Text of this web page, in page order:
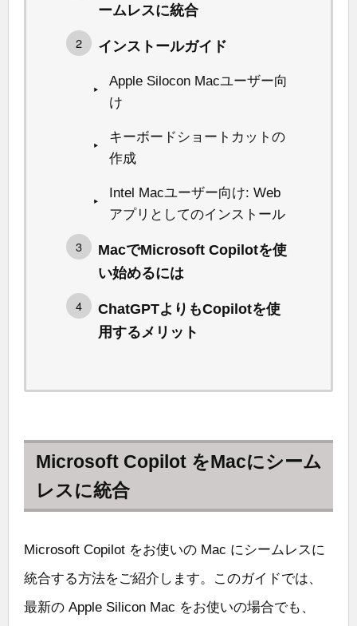
ームレスに統合
インストールガイド
Apple Silocon Macユーザー向
け
キーボードショートカットの
作成
Intel Macユーザー向け: Web
アプリとしてのインストール
MacでMicrosoft Copilotを使
い始めるには
ChatGPTよりもCopilotを使
用するメリット
Microsoft Copilot をMacにシーム
レスに統合
Microsoft Copilot をお使いの Mac にシームレスに
統合する方法をご紹介します。このガイドでは、
最新の Apple Silicon Mac をお使いの場合でも、